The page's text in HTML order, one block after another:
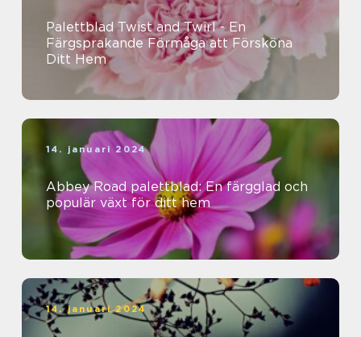
Palettblad Twist and Twirl - En
Färgsprakande Förmåga att Försköna
Ditt Hem
14. januari 2024
Abbey Road palettblad: En färgglad och
populär växt för ditt hem
14. januari 2024